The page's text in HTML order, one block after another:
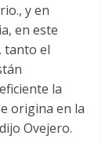
y en
en este
tanto el
la
origina en la
Ovejero.